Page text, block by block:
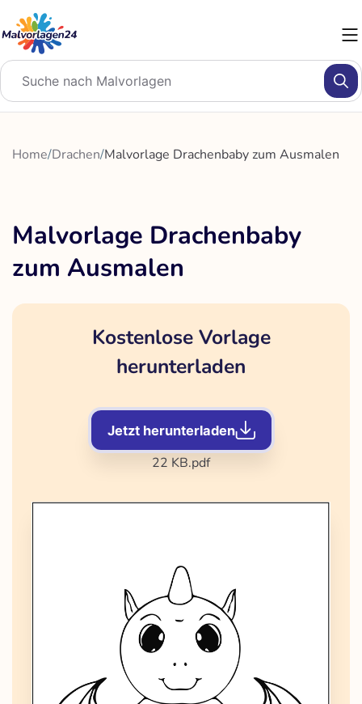
Inhalt
springen
Home/Drachen/Malvorlage Drachenbaby zum Ausmalen
Malvorlage Drachenbaby
zum Ausmalen
Kostenlose Vorlage
herunterladen
Jetzt herunterladen
22 KB.pdf